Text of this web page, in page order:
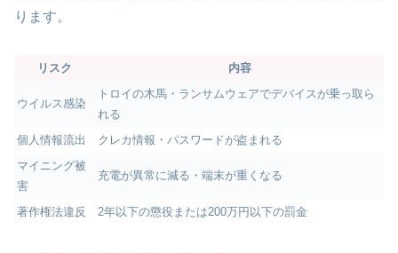
ります。
リスク 内容
ウイルス感染
トロイの木馬・ランサムウェアでデバイスが乗っ取ら
れる
個人情報流出
クレカ情報・パスワードが盗まれる
マイニング被
害
充電が異常に減る・端末が重くなる
著作権法違反 2年以下の懲役または200万円以下の罰金